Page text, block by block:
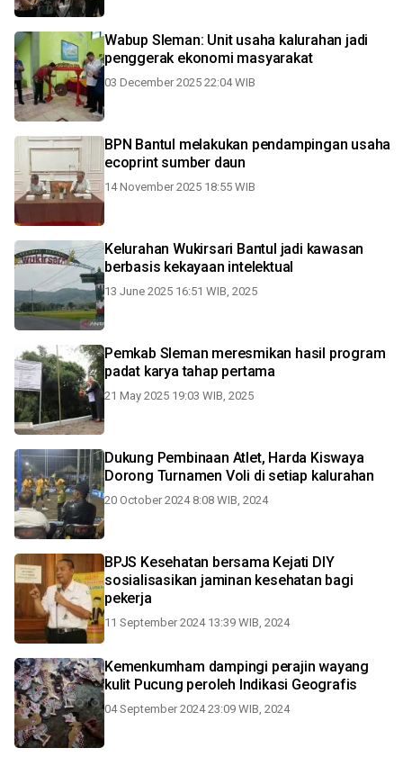
Wabup Sleman: Unit usaha kalurahan jadi
penggerak ekonomi masyarakat
03 December 2025 22:04 WIB
BPN Bantul melakukan pendampingan usaha
ecoprint sumber daun
14 November 2025 18:55 WIB
Kelurahan Wukirsari Bantul jadi kawasan
berbasis kekayaan intelektual
13 June 2025 16:51 WIB, 2025
Pemkab Sleman meresmikan hasil program
padat karya tahap pertama
21 May 2025 19:03 WIB, 2025
Dukung Pembinaan Atlet, Harda Kiswaya
Dorong Turnamen Voli di setiap kalurahan
20 October 2024 8:08 WIB, 2024
BPJS Kesehatan bersama Kejati DIY
sosialisasikan jaminan kesehatan bagi
pekerja
11 September 2024 13:39 WIB, 2024
Kemenkumham dampingi perajin wayang
kulit Pucung peroleh Indikasi Geografis
04 September 2024 23:09 WIB, 2024